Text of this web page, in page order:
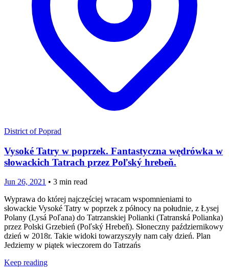
District of Poprad
Vysoké Tatry w poprzek. Fantastyczna wędrówka w
słowackich Tatrach przez Poľský hrebeň.
Jun 26, 2021 • 3 min read
Wyprawa do której najczęściej wracam wspomnieniami to
słowackie Vysoké Tatry w poprzek z północy na południe, z Łysej
Polany (Lysá Poľana) do Tatrzanskiej Polianki (Tatranská Polianka)
przez Polski Grzebień (Poľský Hrebeň). Słoneczny październikowy
dzień w 2018r. Takie widoki towarzyszyły nam cały dzień. Plan
Jedziemy w piątek wieczorem do Tatrzańs
Keep reading